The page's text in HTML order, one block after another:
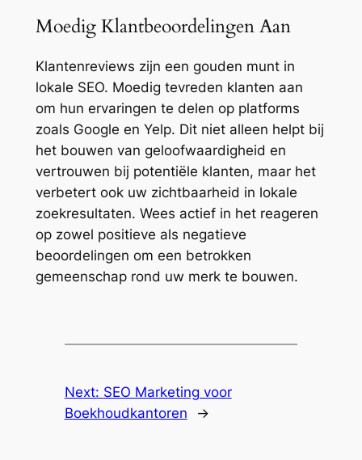
Moedig Klantbeoordelingen Aan
Klantenreviews zijn een gouden munt in
lokale SEO. Moedig tevreden klanten aan
om hun ervaringen te delen op platforms
zoals Google en Yelp. Dit niet alleen helpt bij
het bouwen van geloofwaardigheid en
vertrouwen bij potentiële klanten, maar het
verbetert ook uw zichtbaarheid in lokale
zoekresultaten. Wees actief in het reageren
op zowel positieve als negatieve
beoordelingen om een betrokken
gemeenschap rond uw merk te bouwen.
Next: SEO Marketing voor
Boekhoudkantoren
→